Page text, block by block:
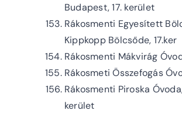
Budapest, 17. kerület
Rákosmenti Egyesített
Kippkopp Bölcsőde, 17.ker
Rákosmenti Mákvirág
Rákosmeti Összefogás
Rákosmenti Piroska
kerület